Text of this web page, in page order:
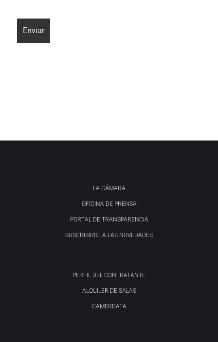
LA CÁMARA
OFICINA DE PRENSA
PORTAL DE TRANSPARENCIA
SUSCRIBIRSE A LAS NOVEDADES
PERFIL DEL CONTRATANTE
ALQUILER DE SALAS
CAMERDATA